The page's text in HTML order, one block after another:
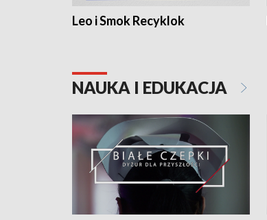
Leo i Smok Recyklok
NAUKA I EDUKACJA